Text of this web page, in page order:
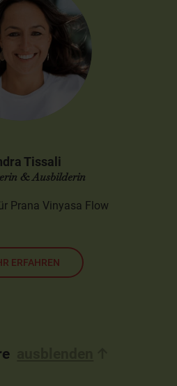
Tissali
& Ausbilderin
Prana Vinyasa Flow
ERFAHREN